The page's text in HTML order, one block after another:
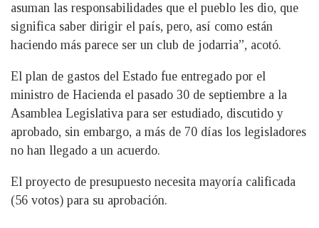
asuman las responsabilidades que el pueblo les dio, que
significa saber dirigir el país, pero, así como están
haciendo más parece ser un club de jodarria”, acotó.
El plan de gastos del Estado fue entregado por el
ministro de Hacienda el pasado 30 de septiembre a la
Asamblea Legislativa para ser estudiado, discutido y
aprobado, sin embargo, a más de 70 días los legisladores
no han llegado a un acuerdo.
El proyecto de presupuesto necesita mayoría calificada
(56 votos) para su aprobación.